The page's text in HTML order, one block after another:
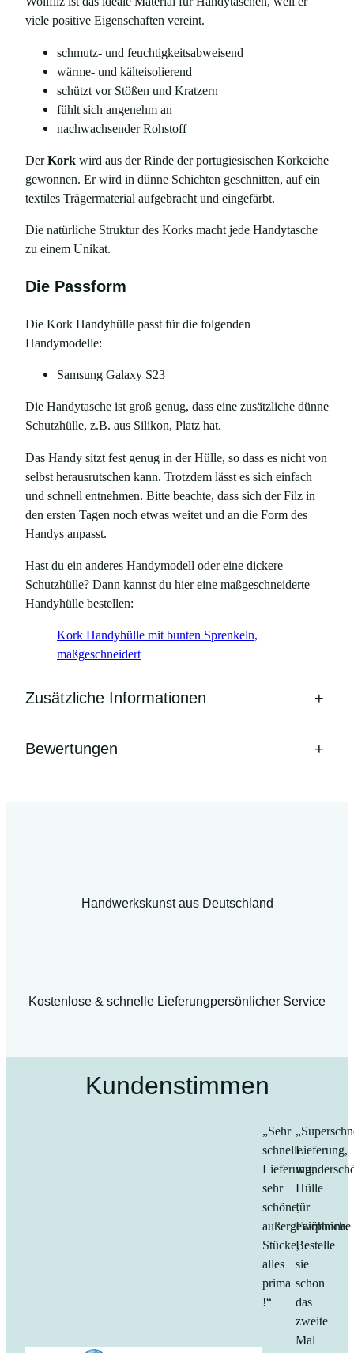
viele positive Eigenschaften vereint.
schmutz- und feuchtigkeitsabweisend
wärme- und kälteisolierend
schützt vor Stößen und Kratzern
fühlt sich angenehm an
nachwachsender Rohstoff
DerKork wird aus der Rinde der portugiesischen Korkeiche
gewonnen. Er wird in dünne Schichten geschnitten, auf ein
textiles Trägermaterial aufgebracht und eingefärbt.
Die natürliche Struktur des Korks macht jede Handytasche
zu einem Unikat.
Die Passform
Die Kork Handyhülle passt für die folgenden
Handymodelle:
Samsung Galaxy S23
Die Handytasche ist groß genug, dass eine zusätzliche dünne
Schutzhülle, z.B. aus Silikon, Platz hat.
Das Handy sitzt fest genug in der Hülle, so dass es nicht von
selbst herausrutschen kann. Trotzdem lässt es sich einfach
und schnell entnehmen. Bitte beachte, dass sich der Filz in
den ersten Tagen noch etwas weitet und an die Form des
Handys anpasst.
Hast du ein anderes Handymodell oder eine dickere
Schutzhülle? Dann kannst du hier eine maßgeschneiderte
Handyhülle bestellen:
Kork Handyhülle mit bunten Sprenkeln,
maßgeschneidert
Zusätzliche Informationen +
Bewertungen +
Handwerkskunst aus Deutschland
Kostenlose & schnelle Lieferungpersönlicher Service
Kundenstimmen
„Sehr
schnelle
Lieferung,
sehr
schöne,
außergewöhniche
Stücke,
alles
prima
!“
Lieferung,
Hülle
für
Fairphone.
Bestelle
sie
schon
das
zweite
Mal